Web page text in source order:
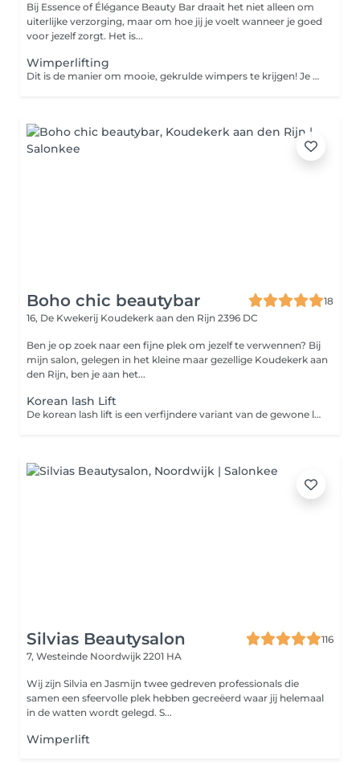
Bij Essence of Élégance Beauty Bar draait het niet alleen om
uiterlijke verzorging, maar om hoe jij je voelt wanneer je goed
voor jezelf zorgt. Het is...
Wimperlifting
Dit is de manier om mooie, gekrulde wimpers te krijgen! Je hebt geen wimperkruller meer nodig, want dankzij deze behandeling blijven je wimpers 5 à 7 weken mooi gekruld.
Boho chic beautybar
18
16, De Kwekerij Koudekerk aan den Rijn 2396 DC
Ben je op zoek naar een fijne plek om jezelf te verwennen? Bij
mijn salon, gelegen in het kleine maar gezellige Koudekerk aan
den Rijn, ben je aan het...
Korean lash Lift
De korean lash lift is een verfijndere variant van de gewone lash lift. Het product is zachter voor de wimpers, stinkt minder en geeft een krul vanaf de aanzet waardoor deze langer mooi blijft.
Silvias Beautysalon
116
7, Westeinde Noordwijk 2201 HA
Wij zijn Silvia en Jasmijn twee gedreven professionals die
samen een sfeervolle plek hebben gecreëerd waar jij helemaal
in de watten wordt gelegd. S...
Wimperlift